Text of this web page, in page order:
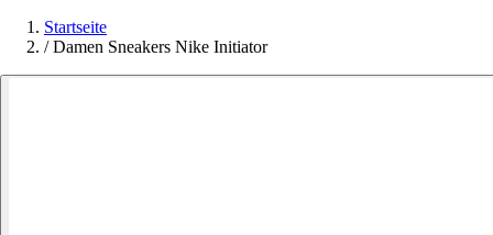
Startseite
/ Damen Sneakers Nike Initiator